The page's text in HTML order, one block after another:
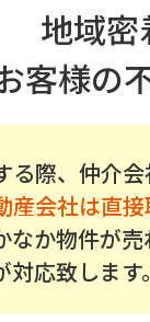
地域
客様の
る際、仲介
産会社は直
なか物件が
対応致します。